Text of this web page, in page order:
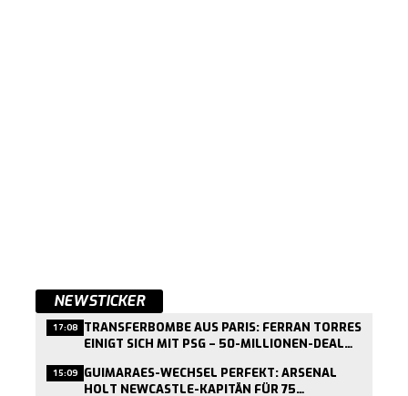
NEWSTICKER
17:08 TRANSFERBOMBE AUS PARIS: FERRAN TORRES
EINIGT SICH MIT PSG – 50-MILLIONEN-DEAL
15:09 GUIMARAES-WECHSEL PERFEKT: ARSENAL
HOLT NEWCASTLE-KAPITÄN FÜR 75